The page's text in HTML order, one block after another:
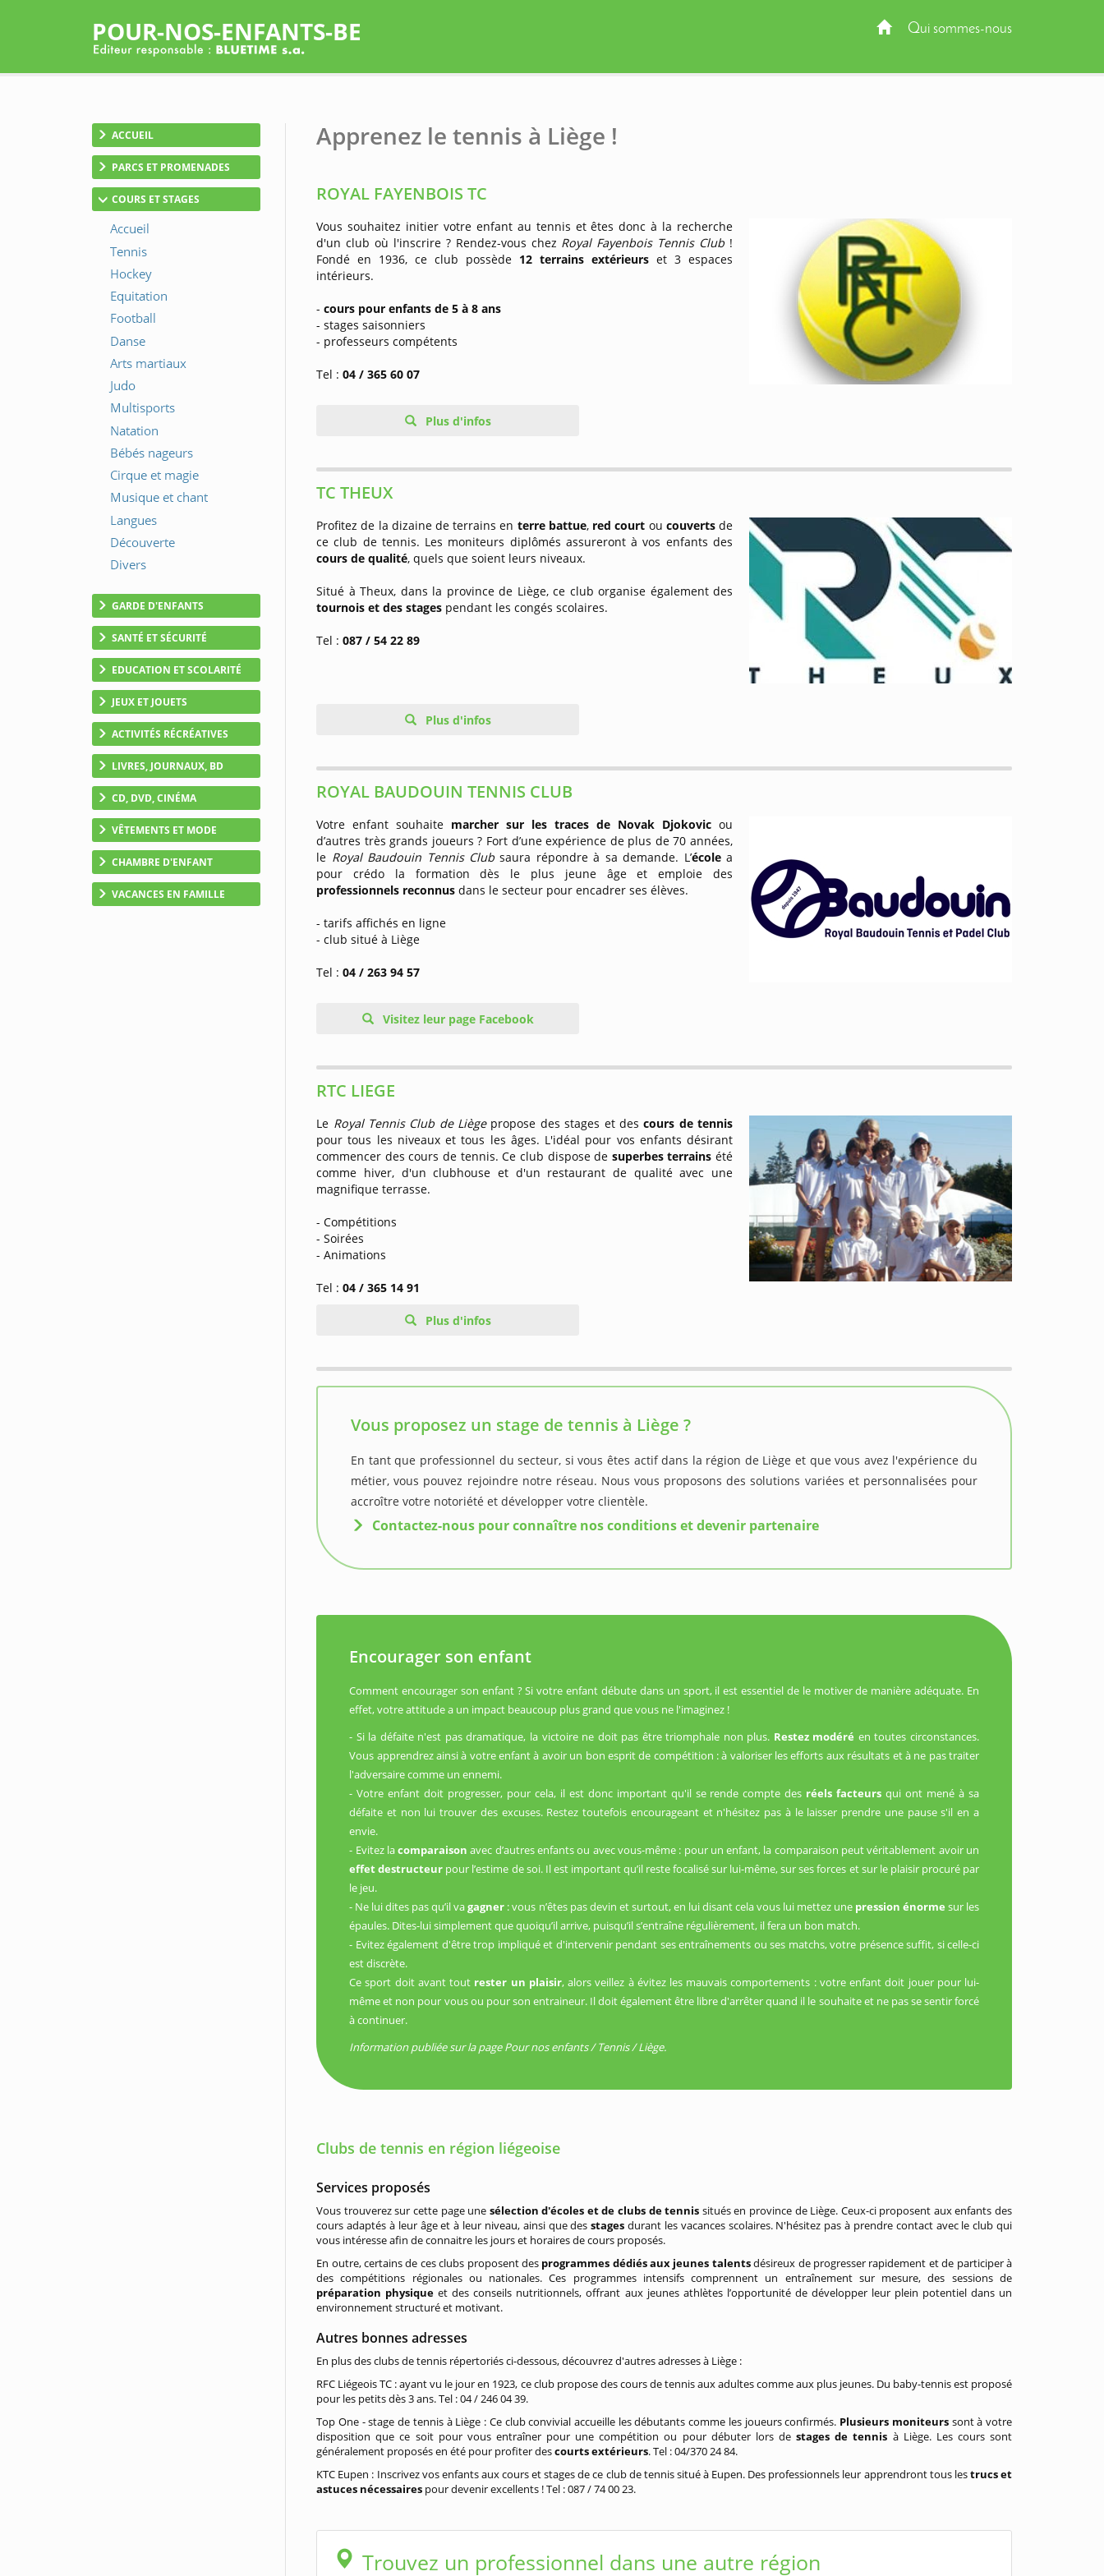
Qui sommes-nous
POUR-NOS-ENFANTS-BE
ACCUEIL
PARCS ET PROMENADES
COURS ET STAGES
GARDE D'ENFANTS
SANTÉ ET SÉCURITÉ
EDUCATION ET SCOLARITÉ
JEUX ET JOUETS
ACTIVITÉS RÉCRÉATIVES
LIVRES, JOURNAUX, BD
CD, DVD, CINÉMA
VÊTEMENTS ET MODE
CHAMBRE D'ENFANT
VACANCES EN FAMILLE
Apprenez le tennis à Liège !
ROYAL FAYENBOIS TC
Vous souhaitez initier votre enfant au tennis et êtes donc à la recherche
d'un club où l'inscrire ? Rendez-vous chez Royal Fayenbois Tennis Club !
Fondé en 1936, ce club possède 12 terrains extérieurs et 3 espaces
intérieurs.
-cours pour enfants de 5 à 8 ans
- stages saisonniers
- professeurs compétents
Tel : 04 / 365 60 07
Plus d'infos
TC THEUX
Profitez de la dizaine de terrains en terre battue, red court ou couvertsde
ce club de tennis. Les moniteurs diplômés assureront à vos enfants des
cours de qualité, quels que soient leurs niveaux.
Situé à Theux, dans la province de Liège, ce club organise également des
tournois et des stages pendant les congés scolaires.
Tel :087 / 54 22 89
Plus d'infos
ROYAL BAUDOUIN TENNIS CLUB
Votre enfant souhaite marcher sur les traces de Novak Djokovicou
d’autres très grands joueurs ? Fort d’une expérience de plus de 70 années,
le Royal Baudouin Tennis Clubsaura répondre à sa demande. L’écolea
pour crédo la formation dès le plus jeune âge et emploie des
professionnels reconnusdans le secteur pour encadrer ses élèves.
- tarifs affichés en ligne
- club situé à Liège
Tel :04 / 263 94 57
Visitez leur page Facebook
RTC LIEGE
Le Royal Tennis Club de Liègepropose des stages et descours de tennis
pour tous les niveaux et tous les âges. L'idéal pour vos enfants désirant
commencer des cours de tennis. Ce club dispose de superbes terrains été
comme hiver, d'un clubhouse et d'un restaurant de qualité avec une
magnifique terrasse.
- Compétitions
- Soirées
- Animations
Tel :04 / 365 14 91
Plus d'infos
Vous proposez un stage de tennis à Liège ?
En tant que professionnel du secteur, si vous êtes actif dans la région de Liège et que vous avez l'expérience du
métier, vous pouvez rejoindre notre réseau. Nous vous proposons des solutions variées et personnalisées pour
accroître votre notoriété et développer votre clientèle.
Contactez-nous pour connaître nos conditions et devenir partenaire
Encourager son enfant
Comment encourager son enfant ? Si votre enfant débute dans un sport, il est essentiel de le motiver de manière adéquate. En
effet, votre attitude a un impact beaucoup plus grand que vous ne l'imaginez !
- Si la défaite n'est pas dramatique, la victoire ne doit pas être triomphale non plus. Restez modéré en toutes circonstances.
Vous apprendrez ainsi à votre enfant à avoir un bon esprit de compétition : à valoriser les efforts aux résultats et à ne pas traiter
l'adversaire comme un ennemi.
- Votre enfant doit progresser, pour cela, il est donc important qu'il se rende compte des réels facteursqui ont mené à sa
défaite et non lui trouver des excuses. Restez toutefois encourageant et n'hésitez pas à le laisser prendre une pause s'il en a
envie.
- Evitez lacomparaisonavec d’autres enfants ou avec vous-même : pour un enfant, la comparaison peut véritablement avoir un
effet destructeur pour l’estime de soi. Il est important qu’il reste focalisé sur lui-même, sur ses forces et sur le plaisir procuré par
le jeu.
- Ne lui dites pas qu’il vagagner : vous n’êtes pas devin et surtout, en lui disant cela vous lui mettez une pression énorme sur les
épaules. Dites-lui simplement que quoiqu’il arrive, puisqu’il s’entraîne régulièrement, il fera un bon match.
- Evitez également d'être trop impliqué et d'intervenir pendant ses entraînements ou ses matchs, votre présence suffit, si celle-ci
est discrète.
Ce sport doit avant tout rester un plaisir, alors veillez à évitez les mauvais comportements : votre enfant doit jouer pour lui-
même et non pour vous ou pour son entraineur. Il doit également être libre d'arrêter quand il le souhaite et ne pas se sentir forcé
à continuer.
Information publiée sur la page Pour nos enfants / Tennis / Liège.
Clubs de tennis en région liégeoise
Services proposés
Vous trouverez sur cette page une sélection d'écoles et de clubs de tennis situés en province de Liège. Ceux-ci proposent aux enfants des
cours adaptés à leur âge et à leur niveau, ainsi que desstagesdurant les vacances scolaires. N'hésitez pas à prendre contact avec le club qui
vous intéresse afin de connaitre les jours et horaires de cours proposés.
En outre, certains de ces clubs proposent des programmes dédiés aux jeunes talentsdésireux de progresser rapidement et de participer à
des compétitions régionales ou nationales. Ces programmes intensifs comprennent un entraînement sur mesure, des sessions de
préparation physiqueet des conseils nutritionnels, offrant aux jeunes athlètes l’opportunité de développer leur plein potentiel dans un
environnement structuré et motivant.
Autres bonnes adresses
En plus des clubs de tennis répertoriés ci-dessous, découvrez d'autres adresses à Liège :
RFC Liégeois TC : ayant vu le jour en 1923, ce club propose des cours de tennis aux adultes comme aux plus jeunes. Du baby-tennis est proposé
pour les petits dès 3 ans. Tel : 04 / 246 04 39.
Top One - stage de tennis à Liège : Ce club convivial accueille les débutants comme les joueurs confirmés. Plusieurs moniteurs sont à votre
disposition que ce soit pour vous entraîner pour une compétition ou pour débuter lors destages de tennis à Liège. Les cours sont
généralement proposés en été pour profiter descourts extérieurs. Tel : 04/370 24 84.
KTC Eupen : Inscrivez vos enfants aux cours et stages de ce club de tennis situé à Eupen. Des professionnels leur apprendront tous lestrucs et
astuces nécessaires pour devenir excellents ! Tel : 087 / 74 00 23.
Trouvez un professionnel dans une autre région